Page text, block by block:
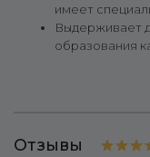
имеет
Выдерживает
образования
Отзывы